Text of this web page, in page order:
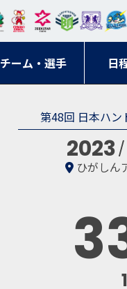
チーム・選手 日
東日
本レ
ガロ
オー
ソル
埼玉
クス
ター
東京
BM
川
ドリ
ーム
ス
第48回 日本ハン
2023
ひがしん